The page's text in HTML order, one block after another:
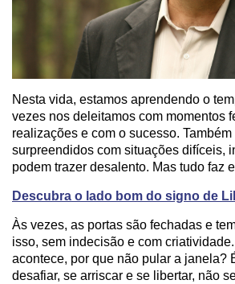
Nesta vida, estamos aprendendo o
vezes nos deleitamos com momentos
realizações e com o sucesso. Também
surpreendidos com situações difíceis,
podem trazer desalento. Mas tudo faz
Descubra o lado bom do signo de
Às vezes, as portas são fechadas e
isso, sem indecisão e com
acontece, por que não pular a janela?
desafiar, se arriscar e se libertar, não